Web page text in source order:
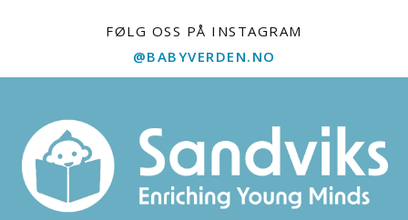
FØLG OSS PÅ INSTAGRAM
@BABYVERDEN.NO